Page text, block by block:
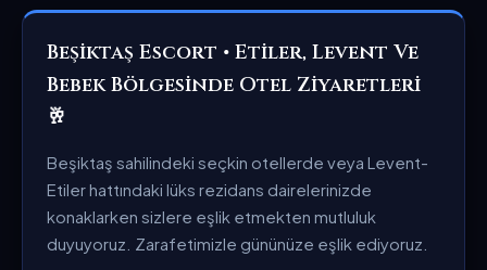
Beşiktaş Escort • Etiler, Levent Ve
Bebek Bölgesinde Otel Ziyaretleri
🥂
Beşiktaş sahilindeki seçkin otellerde veya Levent-
Etiler hattındaki lüks rezidans dairelerinizde
konaklarken sizlere eşlik etmekten mutluluk
duyuyoruz. Zarafetimizle gününüze eşlik ediyoruz.